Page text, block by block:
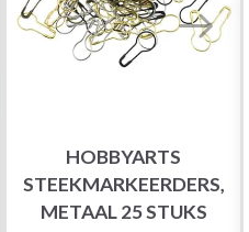
HOBBYARTS
STEEKMARKEERDERS,
METAAL 25 STUKS